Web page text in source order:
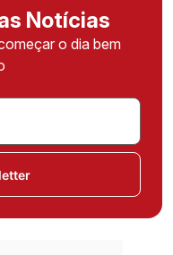
Notícias
o dia bem